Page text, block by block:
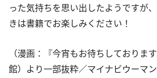
った気持ちを思い出したようですが
きは書籍でお楽しみください！
（漫画：『今宵もお待ちしておりま
館）より一部抜粋／マイナビウーマン